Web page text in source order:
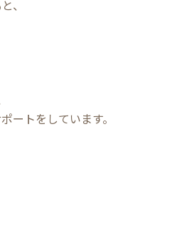
、
ートをしています。